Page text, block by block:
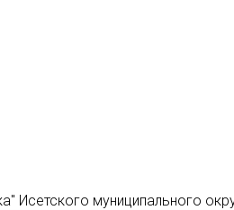
Исетского муниципального